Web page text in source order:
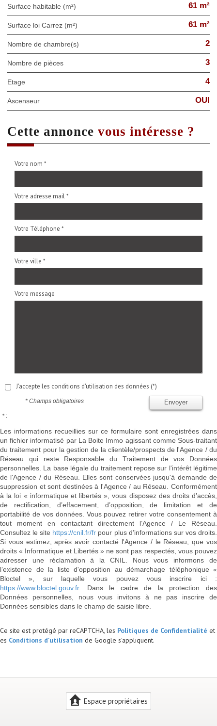
Surface habitable (m²) 61 m²
Surface loi Carrez (m²) 61 m²
Nombre de chambre(s) 2
Nombre de pièces 3
Etage 4
Ascenseur OUI
cette annonce vous intéresse ?
Votre nom *
Votre adresse mail *
Votre Téléphone *
Votre ville *
Votre message
J'accepte les conditions d'utilisation des données (*)
Envoyer
* Champs obligatoires
* :
Les informations recueillies sur ce formulaire sont enregistrées dans
un fichier informatisé par La Boite Immo agissant comme Sous-traitant
du traitement pour la gestion de la clientèle/prospects de l'Agence / du
Réseau qui reste Responsable du Traitement de vos Données
personnelles. La base légale du traitement repose sur l'intérêt légitime
de l'Agence / du Réseau. Elles sont conservées jusqu'à demande de
suppression et sont destinées à l'Agence / au Réseau. Conformément
à la loi « informatique et libertés », vous disposez des droits d’accès,
de rectification, d’effacement, d’opposition, de limitation et de
portabilité de vos données. Vous pouvez retirer votre consentement à
tout moment en contactant directement l’Agence / Le Réseau.
Consultez le site https://cnil.fr/fr pour plus d’informations sur vos droits.
Si vous estimez, après avoir contacté l'Agence / le Réseau, que vos
droits « Informatique et Libertés » ne sont pas respectés, vous pouvez
adresser une réclamation à la CNIL. Nous vous informons de
l’existence de la liste d'opposition au démarchage téléphonique «
Bloctel », sur laquelle vous pouvez vous inscrire ici :
https://www.bloctel.gouv.fr. Dans le cadre de la protection des
Données personnelles, nous vous invitons à ne pas inscrire de
Données sensibles dans le champ de saisie libre.
Ce site est protégé par reCAPTCHA, les Politiques de Confidentialité et
es Conditions d'utilisation de Google s'appliquent.
Espace propriétaires